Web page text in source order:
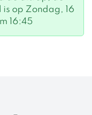
op Zondag, 16
16:45